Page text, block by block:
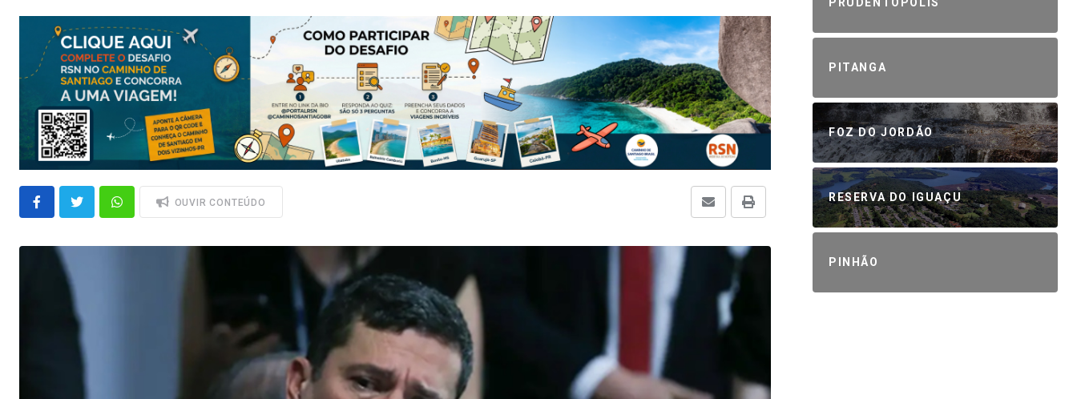
OUVIR CONTEÚDO
PITANGA
FOZ DO JORDÃO
RESERVA DO IGUAÇU
PINHÃO